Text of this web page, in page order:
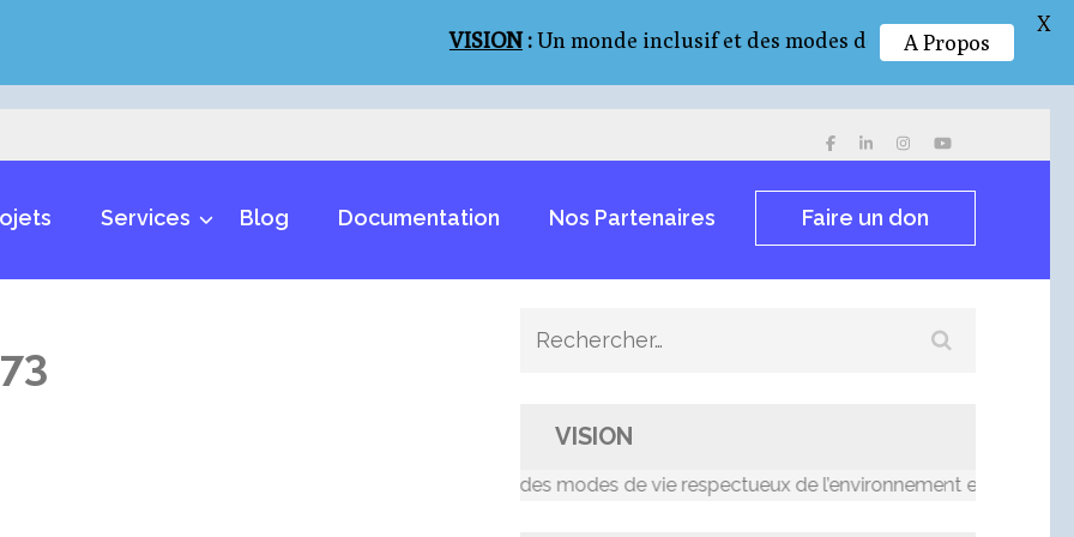
Services Blog Documentation Nos Partenaires Faire un don
Rechercher :
VISION
Un monde inclusif et des modes de vie respectueux de l’environnement et résilients
VISION:Un monde inclusif et des modes de vie respectueux de
A Propos
X